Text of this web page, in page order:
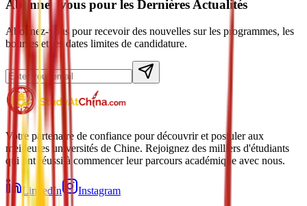
Abonnez-vous pour les Dernières Actualités
Abonnez-vous pour recevoir des nouvelles sur les programmes, les
bourses et les dates limites de candidature.
Votre partenaire de confiance pour découvrir et postuler aux
meilleures universités de Chine. Rejoignez des milliers d'étudiants
qui ont réussi à commencer leur parcours académique avec nous.
LinkedIn Instagram